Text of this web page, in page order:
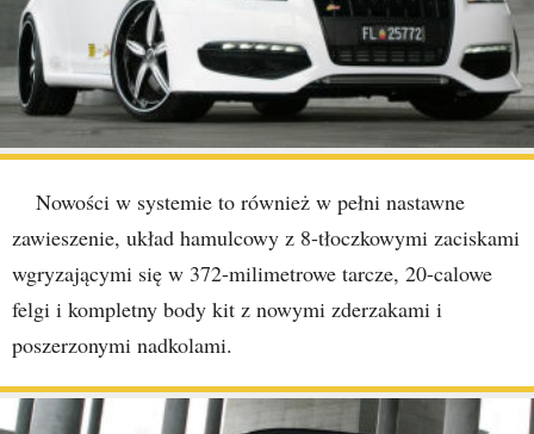
Nowości w systemie to również w pełni nastawne
zawieszenie, układ hamulcowy z 8-tłoczkowymi zaciskami
wgryzającymi się w 372-milimetrowe tarcze, 20-calowe
felgi i kompletny body kit z nowymi zderzakami i
poszerzonymi nadkolami.